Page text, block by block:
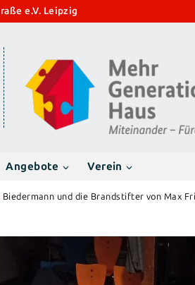
e.V. Leipzig
Angebote Verein
Biedermann und die Brandstifter von Max